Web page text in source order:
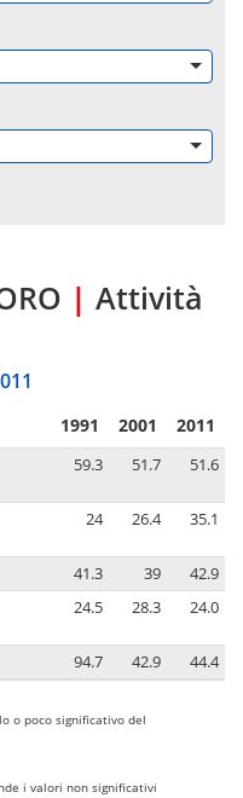
| Attività
1991 2001 2011
59.3 51.7 51.6
24 26.4 35.1
41.3 39
42.9
24.5 28.3 24.0
94.7 42.9 44.4
o poco significativo del
i valori non significativi